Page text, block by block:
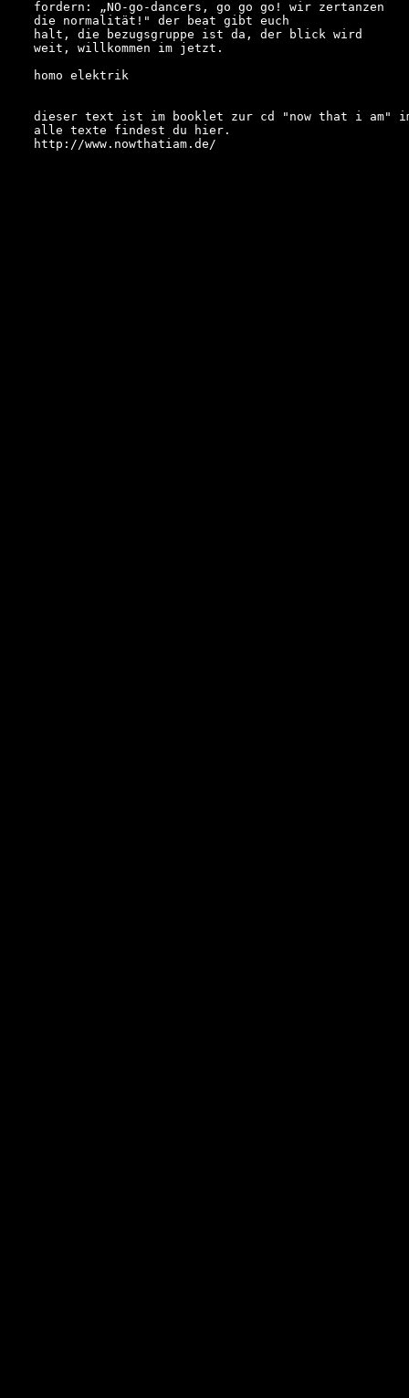
fordern: „NO-go-dancers, go go go! wir zertanzen
die normalität!" der beat gibt euch
halt, die bezugsgruppe ist da, der blick wird
weit, willkommen im jetzt.
homo elektrik
dieser text ist im booklet zur cd "now that i am" im
http://www.nowthatiam.de/